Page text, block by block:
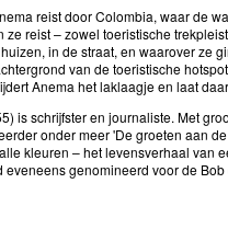
reist door Colombia, waar de
ze reist – zowel toeristische
in de straat, en waarover ze
van de toeristische
Anema het laklaagje en laat
is schrijfster en journaliste. Met
onder meer 'De groeten aan
kleuren – het levensverhaal van
eveneens genomineerd voor de Bob